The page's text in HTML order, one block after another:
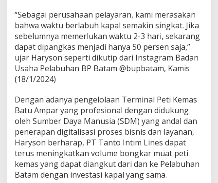
a
t
D
u
a
K
a
l
i
p
a
t
“Sebagai perusahaan pelayaran, kami merasakan
bahwa waktu berlabuh kapal semakin singkat. Jika
sebelumnya memerlukan waktu 2-3 hari, sekarang
dapat dipangkas menjadi hanya 50 persen saja,”
ujar Haryson seperti dikutip dari Instagram Badan
Usaha Pelabuhan BP Batam @bupbatam, Kamis
(18/1/2024)
Dengan adanya pengelolaan Terminal Peti Kemas
Batu Ampar yang profesional dengan didukung
oleh Sumber Daya Manusia (SDM) yang andal dan
penerapan digitalisasi proses bisnis dan layanan,
Haryson berharap, PT Tanto Intim Lines dapat
terus meningkatkan volume bongkar muat peti
kemas yang dapat diangkut dari dan ke Pelabuhan
Batam dengan investasi kapal yang sama.